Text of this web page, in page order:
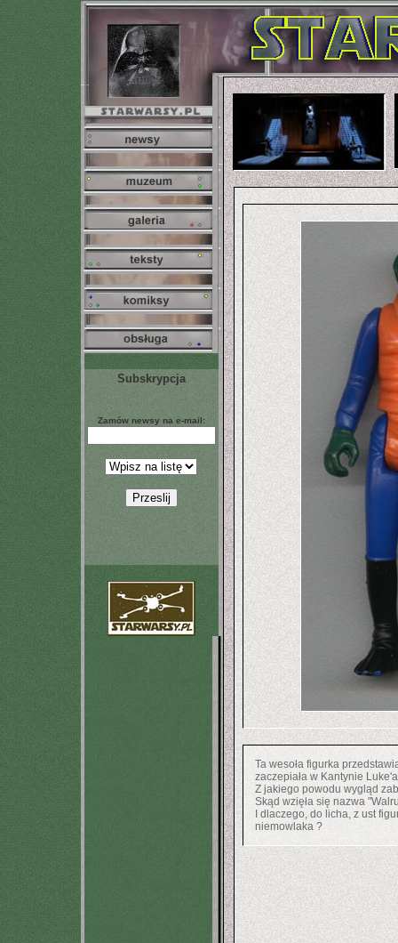
Subskrypcja
Zamów newsy na e-mail:
Ta wesoła figurka
zaczepiała w Kantynie
Z jakiego powodu wygląd
Skąd wzięła się nazwa
I dlaczego, do licha, z ust
niemowlaka ?